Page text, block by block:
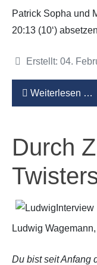
Patrick Sopha und
20:13 (10‘)
Details
Erstellt: 04.
Weiterlesen …
Durch
Ludwig
Du bist seit Anfang